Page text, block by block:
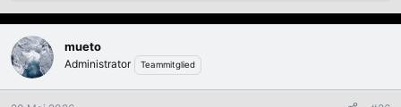
a
k
t
i
o
n
mueto
Administrator Teammitglied